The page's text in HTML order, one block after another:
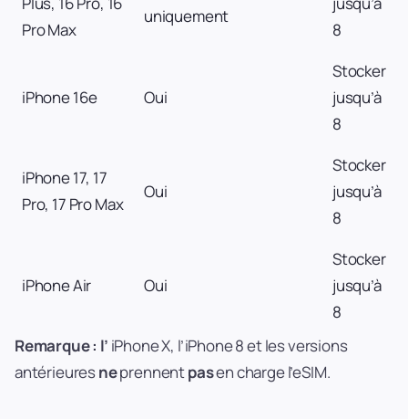
Pro Max
uniquement
8
iPhone 16e Oui
Stocker
jusqu’à
8
iPhone 17, 17
Pro, 17 Pro Max
Oui
Stocker
jusqu’à
8
iPhone Air Oui
Stocker
jusqu’à
8
Remarque : l’ iPhone X, l’iPhone 8 et les versions
antérieuresneprennentpasen charge l’eSIM.